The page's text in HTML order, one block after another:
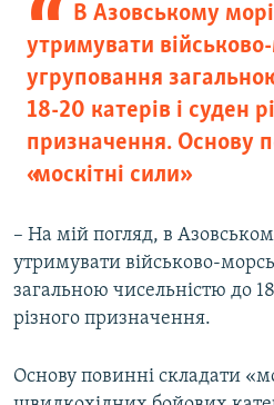
В Азовському
утримувати
угруповання
18-20 катерів і суден
призначення. Основу
«москітні сили»
– На мій погляд, в
утримувати військово-
загальною чисельністю до
різного призначення.
Основу повинні складати